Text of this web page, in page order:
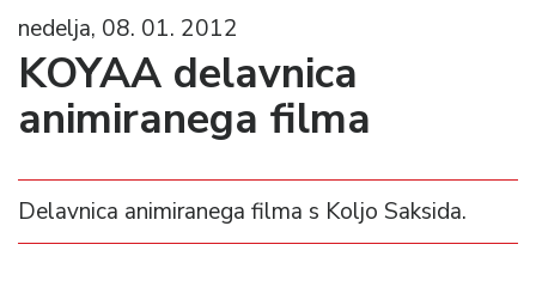
nedelja, 08. 01. 2012
KOYAA delavnica
animiranega filma
Delavnica animiranega filma s Koljo Saksida.